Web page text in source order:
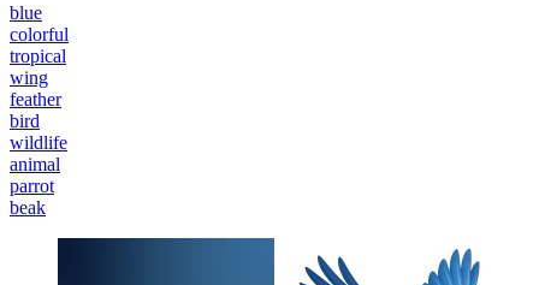
blue
colorful
tropical
wing
feather
bird
wildlife
animal
parrot
beak